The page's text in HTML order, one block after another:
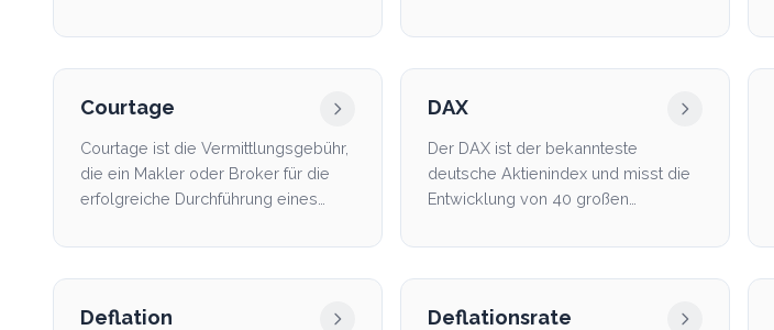
Courtage
Courtage ist die Vermittlungsgebühr,
die ein Makler oder Broker für die
erfolgreiche Durchführung eines
DAX
Der DAX ist der bekannteste
deutsche Aktienindex und misst die
Entwicklung von 40 großen
Deflation Deflationsrate